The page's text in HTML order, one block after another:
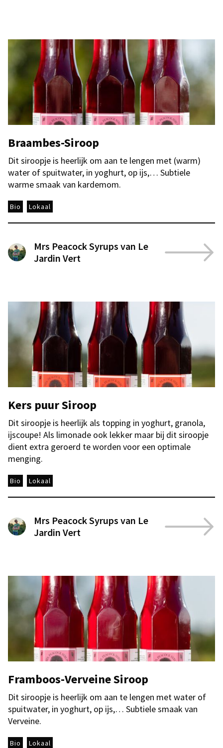
Braambes-Siroop
Dit siroopje is heerlijk om aan te lengen met (warm)
water of spuitwater, in yoghurt, op ijs,… Subtiele
warme smaak van kardemom.
Bio Lokaal
Mrs Peacock Syrups van Le
Jardin Vert
Kers puur Siroop
Dit siroopje is heerlijk als topping in yoghurt, granola,
ijscoupe! Als limonade ook lekker maar bij dit siroopje
dient extra geroerd te worden voor een optimale
menging.
Bio Lokaal
Mrs Peacock Syrups van Le
Jardin Vert
Framboos-Verveine Siroop
Dit siroopje is heerlijk om aan te lengen met water of
spuitwater, in yoghurt, op ijs,… Subtiele smaak van
Verveine.
Bio Lokaal